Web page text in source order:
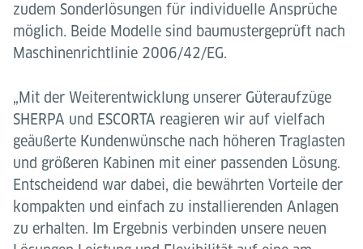
zudem Sonderlösungen für individuelle Ansprüche
möglich. Beide Modelle sind baumustergeprüft nach
Maschinenrichtlinie 2006/42/EG.
„Mit der Weiterentwicklung unserer Güteraufzüge
SHERPA und ESCORTA reagieren wir auf vielfach
geäußerte Kundenwünsche nach höheren Traglasten
und größeren Kabinen mit einer passenden Lösung.
Entscheidend war dabei, die bewährten Vorteile der
kompakten und einfach zu installierenden Anlagen
zu erhalten. Im Ergebnis verbinden unsere neuen